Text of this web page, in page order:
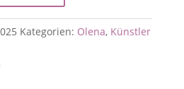
Kategorien: Olena, Künstler